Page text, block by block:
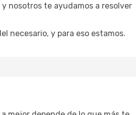
nosotros te ayudamos a resolver
necesario, y para eso estamos.